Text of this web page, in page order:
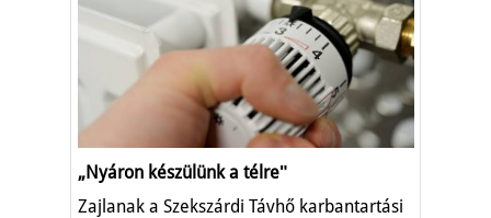
„Nyáron készülünk a télreʺ
Zajlanak a Szekszárdi Távhő karbantartási